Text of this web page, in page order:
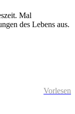
Mal
des Lebens aus.
Vorlesen